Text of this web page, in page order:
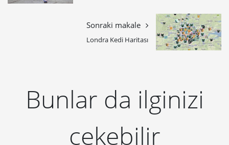
Sonraki makale
Londra Kedi Haritası
Bunlar da ilginizi
çekebilir